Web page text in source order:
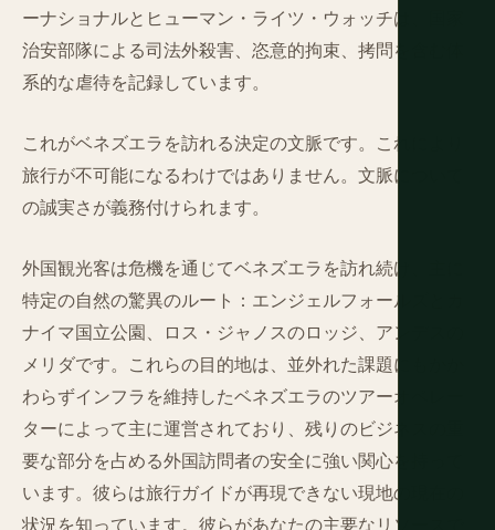
ーナショナルとヒューマン・ライツ・ウォッチは、国家
治安部隊による司法外殺害、恣意的拘束、拷問を含む体
系的な虐待を記録しています。
これがベネズエラを訪れる決定の文脈です。これにより
旅行が不可能になるわけではありません。文脈について
の誠実さが義務付けられます。
外国観光客は危機を通じてベネズエラを訪れ続け、主に
特定の自然の驚異のルート：エンジェルフォールズとカ
ナイマ国立公園、ロス・ジャノスのロッジ、アンデスの
メリダです。これらの目的地は、並外れた課題にもかか
わらずインフラを維持したベネズエラのツアーオペレー
ターによって主に運営されており、残りのビジネスの重
要な部分を占める外国訪問者の安全に強い関心を持って
います。彼らは旅行ガイドが再現できない現地の現在の